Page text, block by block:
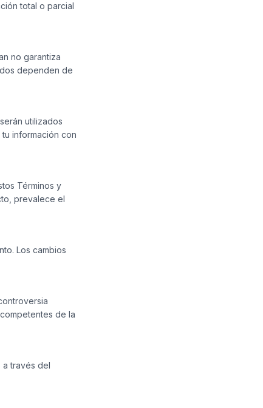
total o parcial
no garantiza
dependen de
utilizados
información con
Términos y
prevalece el
Los cambios
de la
a través del